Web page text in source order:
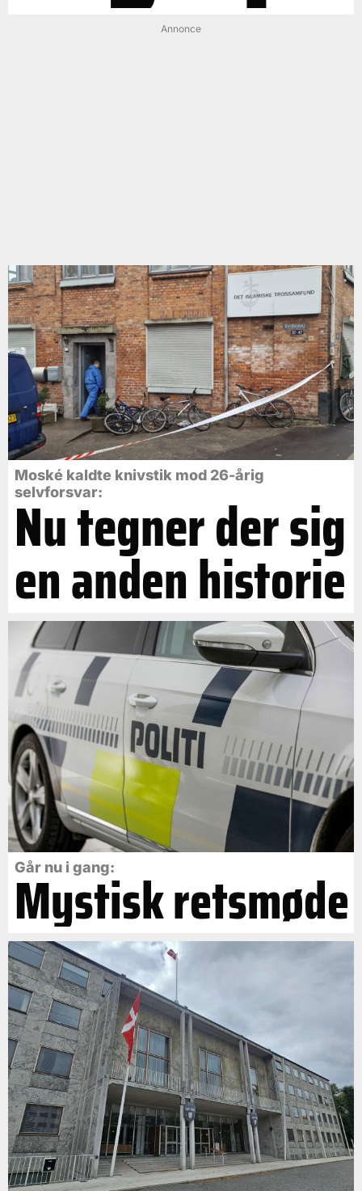
Annonce
Moské kaldte knivstik mod 26-årig
selvforsvar:
Nu tegner der sig
en anden historie
Går nu i gang:
Mystisk retsmøde